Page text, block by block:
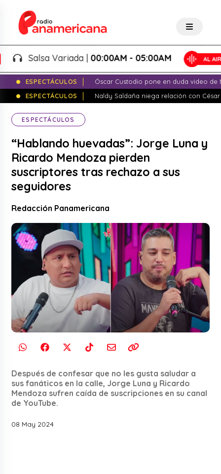
Salsa Variada |00:00AM - 05:00AM
ESPECTÁCULOS
Óscar Custodio pone en duda video de
ESPECTÁCULOS
Naldy Saldaña niega relación con
ESPECTÁCULOS
“Hablando huevadas”: Jorge Luna y
Ricardo Mendoza pierden
suscriptores tras rechazo a sus
seguidores
Redacción Panamericana
Después de confesar que no les gusta saludar a
sus fanáticos en la calle, Jorge Luna y Ricardo
Mendoza sufren caída de suscripciones en su canal
de YouTube.
08 May 2024